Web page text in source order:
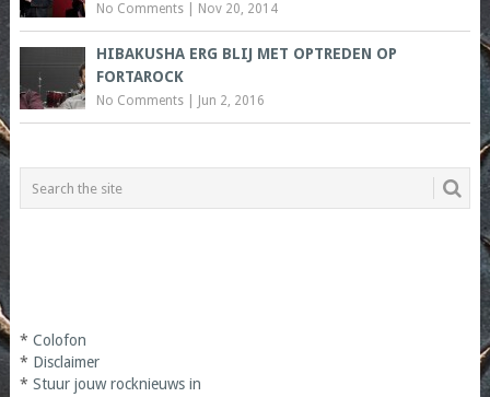
No Comments| Nov 20, 2014
HIBAKUSHA ERG BLIJ MET OPTREDEN OP
FORTAROCK
No Comments| Jun 2, 2016
* Colofon
* Disclaimer
* Stuur jouw rocknieuws in